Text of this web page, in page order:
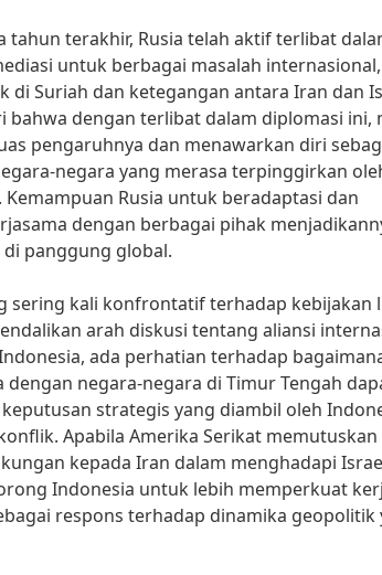
tahun terakhir, Rusia telah aktif terlibat
untuk berbagai masalah internasional,
di Suriah dan ketegangan antara Iran dan
bahwa dengan terlibat dalam diplomasi ini,
pengaruhnya dan menawarkan diri
negara yang merasa terpinggirkan
Kemampuan Rusia untuk beradaptasi dan
dengan berbagai pihak
panggung global.
sering kali konfrontatif terhadap kebijakan
arah diskusi tentang aliansi
ada perhatian terhadap
dengan negara-negara di Timur Tengah
strategis yang diambil oleh
Apabila Amerika Serikat
kepada Iran dalam menghadapi
Indonesia untuk lebih memperkuat
respons terhadap dinamika geopolitik